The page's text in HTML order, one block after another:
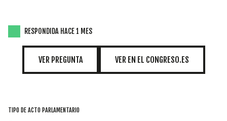
RESPONDIDA HACE 1 MES
VER PREGUNTA VER EN EL CONGRESO.ES
TIPO DE ACTO PARLAMENTARIO